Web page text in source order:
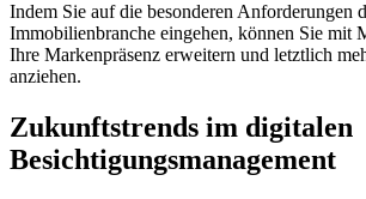
Indem Sie auf die besonderen Anforderungen
Immobilienbranche eingehen, können Sie mit
Ihre Markenpräsenz erweitern und letztlich
anziehen.
Zukunftstrends im digitalen
Besichtigungsmanagement